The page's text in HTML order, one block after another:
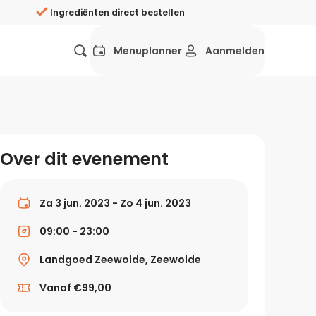
Ingrediënten direct bestellen
Wat eten we vandaag?
Gezonde recepten
Recepten avondeten
Menuplanner Aanmelden
Over dit evenement
Za 3 jun. 2023 - Zo 4 jun. 2023
09:00 - 23:00
Landgoed Zeewolde, Zeewolde
Vanaf €99,00